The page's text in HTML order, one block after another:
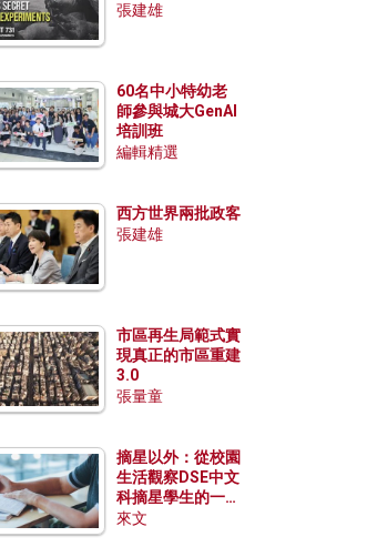
張建雄
60名中小特幼老
師參與城大GenAI
培訓班
編輯精選
西方世界兩批政客
張建雄
市區再生局範式實
現真正的市區重建
3.0
張量童
摘星以外：從校園
生活觀察DSE中文
科摘星學生的一點
特質
來文